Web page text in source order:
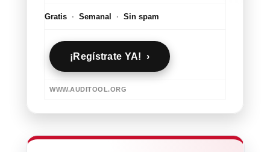
Gratis · Semanal · Sin spam
¡Regístrate YA! ›
WWW.AUDITOOL.ORG